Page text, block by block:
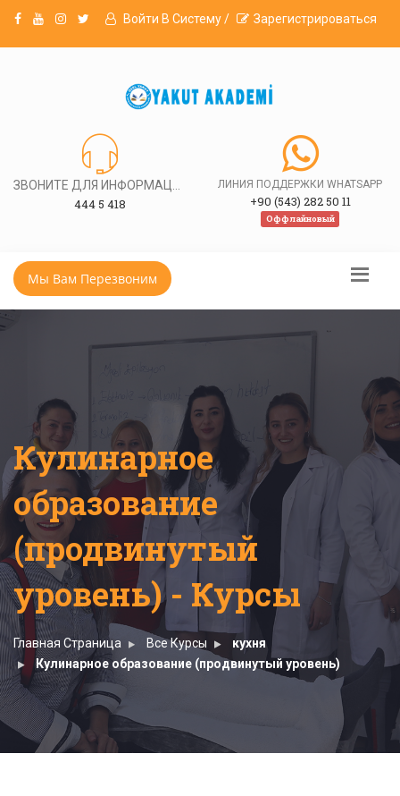
Войти В Систему / Зарегистрироваться
444 5 418
ЛИНИЯ ПОДДЕРЖКИ WHATSAPP
+90 (543) 282 50 11
Оффлайновый
Мы Вам Перезвоним
Кулинарное
образование
(продвинутый
уровень) - Курсы
Главная Страница Все Курсы
кухня
Кулинарное образование (продвинутый уровень)